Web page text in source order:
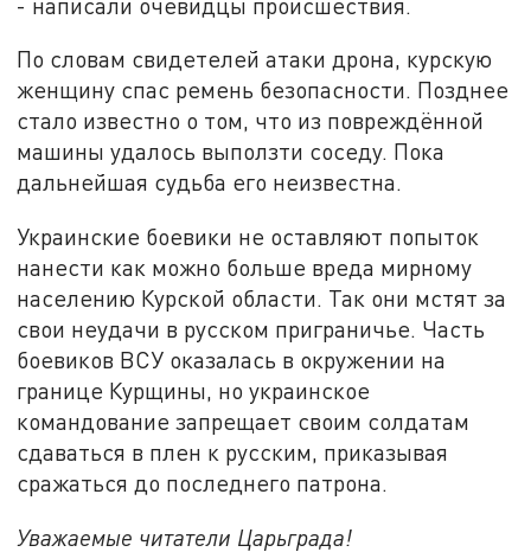
По словам свидетелей атаки дрона, курскую
женщину спас ремень безопасности. Позднее
стало известно о том, что из повреждённой
машины удалось выползти соседу. Пока
дальнейшая судьба его неизвестна.
Украинские боевики не оставляют попыток
нанести как можно больше вреда мирному
населению Курской области. Так они мстят за
свои неудачи в русском приграничье. Часть
боевиков ВСУ оказалась в окружении на
границе Курщины, но украинское
командование запрещает своим солдатам
сдаваться в плен к русским, приказывая
сражаться до последнего патрона.
Уважаемые читатели Царьграда!